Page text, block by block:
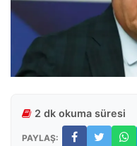
2 dk okuma süresi
PAYLAŞ: